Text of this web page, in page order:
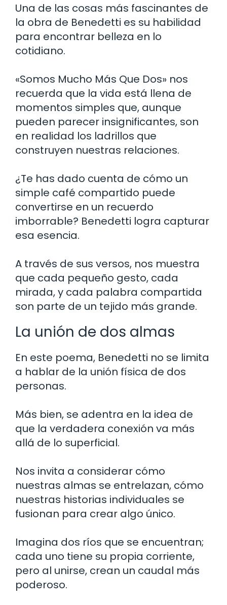
Una de las cosas más fascinantes de
la obra de Benedetti es su habilidad
para encontrar belleza en lo
cotidiano.
«Somos Mucho Más Que Dos» nos
recuerda que la vida está llena de
momentos simples que, aunque
pueden parecer insignificantes, son
en realidad los ladrillos que
construyen nuestras relaciones.
¿Te has dado cuenta de cómo un
simple café compartido puede
convertirse en un recuerdo
imborrable? Benedetti logra capturar
esa esencia.
A través de sus versos, nos muestra
que cada pequeño gesto, cada
mirada, y cada palabra compartida
son parte de un tejido más grande.
La unión de dos almas
En este poema, Benedetti no se limita
a hablar de la unión física de dos
personas.
Más bien, se adentra en la idea de
que la verdadera conexión va más
allá de lo superficial.
Nos invita a considerar cómo
nuestras almas se entrelazan, cómo
nuestras historias individuales se
fusionan para crear algo único.
Imagina dos ríos que se encuentran;
cada uno tiene su propia corriente,
pero al unirse, crean un caudal más
poderoso.